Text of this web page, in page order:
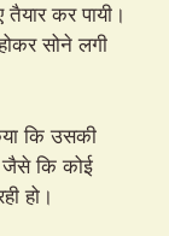
कर पायी।
सोने लगी
कि उसकी
जैसे कि कोई
हो।